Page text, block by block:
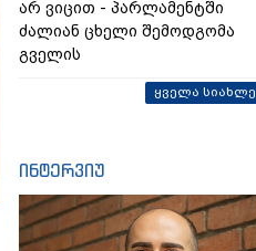
არ ვიცით - პარლამენტში
ძალიან ცხელი შემოდგომა
გველის
ყველა სიახლე
ინტერვიუ